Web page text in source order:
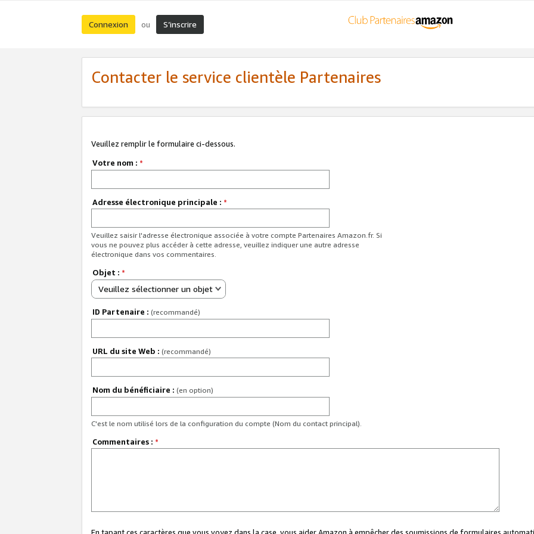
Connexion ou S’inscrire
Contacter le service clientèle Partenaires
Veuillez remplir le formulaire ci-dessous.
Votre nom : *
Adresse électronique principale : *
Veuillez saisir l'adresse électronique associée à votre compte Partenaires Amazon.fr. Si
vous ne pouvez plus accéder à cette adresse, veuillez indiquer une autre adresse
électronique dans vos commentaires.
Objet : *
Veuillez sélectionner un objet
ID Partenaire : (recommandé)
URL du site Web : (recommandé)
Nom du bénéficiaire : (en option)
C'est le nom utilisé lors de la configuration du compte (Nom du contact principal).
Commentaires : *